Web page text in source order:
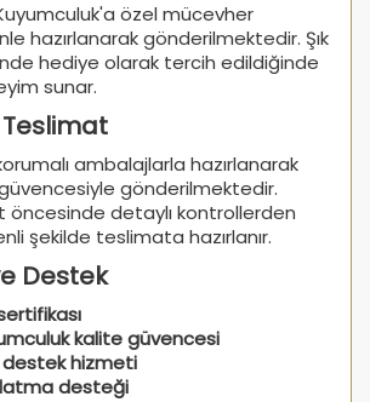
özel mücevher
hazırlanarak gönderilmektedir. Şık
hediye olarak tercih edildiğinde
sunar.
Teslimat
ambalajlarla hazırlanarak
gönderilmektedir.
öncesinde detaylı kontrollerden
şekilde teslimata hazırlanır.
Destek
kalite güvencesi
destek hizmeti
desteği